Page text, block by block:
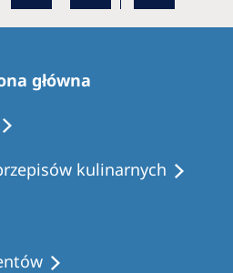
główna
kulinarnych